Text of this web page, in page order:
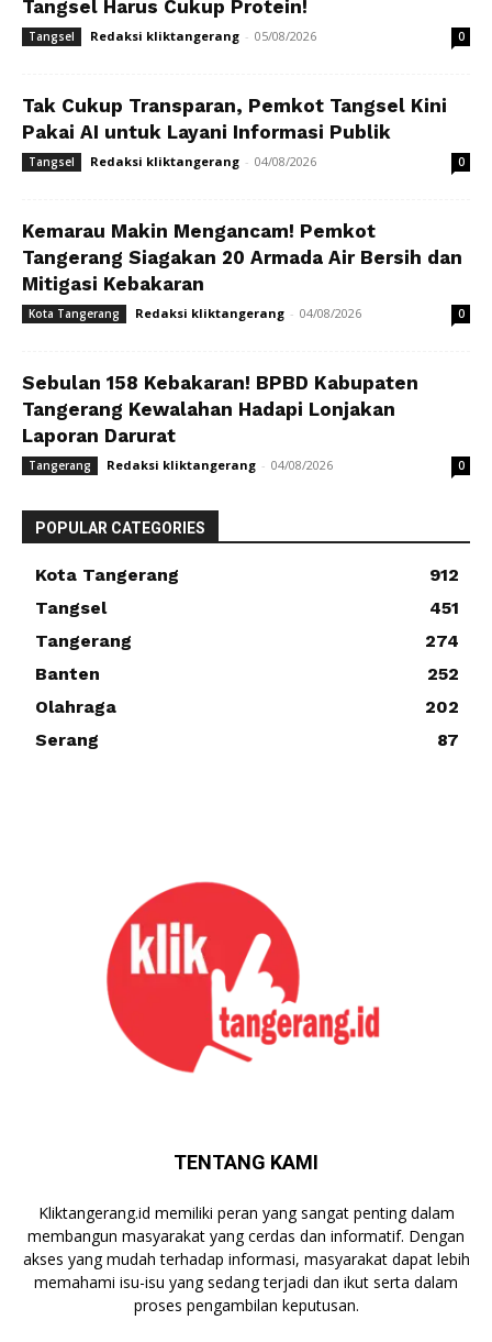
Tangsel Harus Cukup Protein!
Tangsel Redaksi kliktangerang - 05/08/2026 0
Tak Cukup Transparan, Pemkot Tangsel Kini
Pakai AI untuk Layani Informasi Publik
Tangsel Redaksi kliktangerang - 04/08/2026 0
Kemarau Makin Mengancam! Pemkot
Tangerang Siagakan 20 Armada Air Bersih dan
Mitigasi Kebakaran
Kota Tangerang Redaksi kliktangerang - 04/08/2026 0
Sebulan 158 Kebakaran! BPBD Kabupaten
Tangerang Kewalahan Hadapi Lonjakan
Laporan Darurat
Tangerang Redaksi kliktangerang - 04/08/2026 0
POPULAR CATEGORIES
Kota Tangerang
912
Tangsel
451
Tangerang
274
Banten
252
Olahraga
202
Serang
87
TENTANG KAMI
Kliktangerang.id memiliki peran yang sangat penting dalam
membangun masyarakat yang cerdas dan informatif. Dengan
akses yang mudah terhadap informasi, masyarakat dapat lebih
memahami isu-isu yang sedang terjadi dan ikut serta dalam
proses pengambilan keputusan.